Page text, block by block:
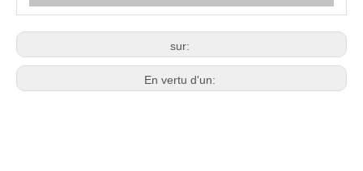
sur:
En vertu d'un: